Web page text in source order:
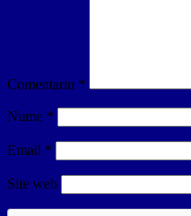
Comentariu *
Nume *
Email *
Site web